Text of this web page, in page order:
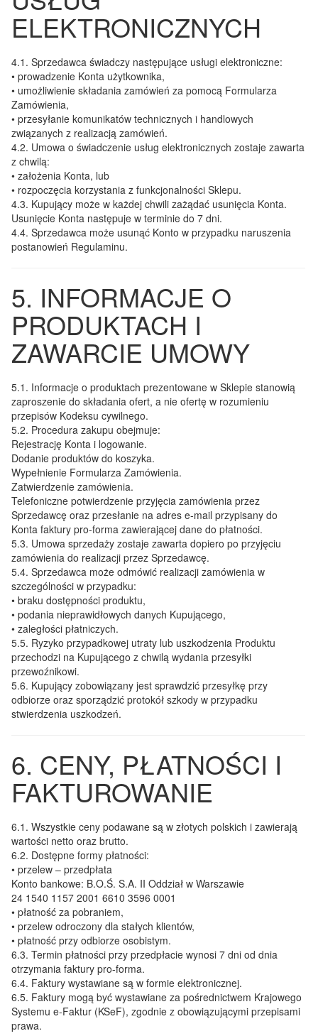
ELEKTRONICZNYCH
4.1. Sprzedawca świadczy następujące usługi elektroniczne:
• prowadzenie Konta użytkownika,
• umożliwienie składania zamówień za pomocą Formularza
Zamówienia,
• przesyłanie komunikatów technicznych i handlowych
związanych z realizacją zamówień.
4.2. Umowa o świadczenie usług elektronicznych zostaje zawarta
z chwilą:
• założenia Konta, lub
• rozpoczęcia korzystania z funkcjonalności Sklepu.
4.3. Kupujący może w każdej chwili zażądać usunięcia Konta.
Usunięcie Konta następuje w terminie do 7 dni.
4.4. Sprzedawca może usunąć Konto w przypadku naruszenia
postanowień Regulaminu.
5. INFORMACJE O
PRODUKTACH I
ZAWARCIE UMOWY
5.1. Informacje o produktach prezentowane w Sklepie stanowią
zaproszenie do składania ofert, a nie ofertę w rozumieniu
przepisów Kodeksu cywilnego.
5.2. Procedura zakupu obejmuje:
Rejestrację Konta i logowanie.
Dodanie produktów do koszyka.
Wypełnienie Formularza Zamówienia.
Zatwierdzenie zamówienia.
Telefoniczne potwierdzenie przyjęcia zamówienia przez
Sprzedawcę oraz przesłanie na adres e-mail przypisany do
Konta faktury pro-forma zawierającej dane do płatności.
5.3. Umowa sprzedaży zostaje zawarta dopiero po przyjęciu
zamówienia do realizacji przez Sprzedawcę.
5.4. Sprzedawca może odmówić realizacji zamówienia w
szczególności w przypadku:
• braku dostępności produktu,
• podania nieprawidłowych danych Kupującego,
• zaległości płatniczych.
5.5. Ryzyko przypadkowej utraty lub uszkodzenia Produktu
przechodzi na Kupującego z chwilą wydania przesyłki
przewoźnikowi.
5.6. Kupujący zobowiązany jest sprawdzić przesyłkę przy
odbiorze oraz sporządzić protokół szkody w przypadku
stwierdzenia uszkodzeń.
6. CENY, PŁATNOŚCI I
FAKTUROWANIE
6.1. Wszystkie ceny podawane są w złotych polskich i zawierają
wartości netto oraz brutto.
6.2. Dostępne formy płatności:
• przelew – przedpłata
Konto bankowe: B.O.Ś. S.A. II Oddział w Warszawie
24 1540 1157 2001 6610 3596 0001
• płatność za pobraniem,
• przelew odroczony dla stałych klientów,
• płatność przy odbiorze osobistym.
6.3. Termin płatności przy przedpłacie wynosi 7 dni od dnia
otrzymania faktury pro-forma.
6.4. Faktury wystawiane są w formie elektronicznej.
6.5. Faktury mogą być wystawiane za pośrednictwem Krajowego
Systemu e-Faktur (KSeF), zgodnie z obowiązującymi przepisami
prawa.